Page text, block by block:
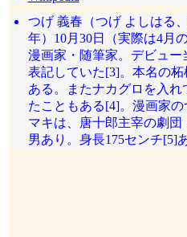
つげ 義春（つげ よしはる
年）10月30日（実際は4月
漫画家・随筆家。デビュー
表記していた[3]。本名の
ある。またナカグロを入
たこともある[4]。漫画家
マキは、唐十郎主宰の劇
男あり。身長175センチ[5]